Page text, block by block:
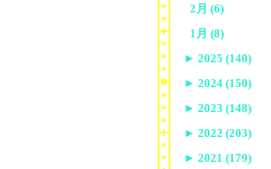
2月 (6)
1月 (8)
► 2025 (140)
► 2024 (150)
► 2023 (148)
► 2022 (203)
► 2021 (179)